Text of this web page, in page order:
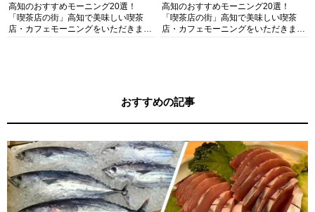
高知のおすすめモーニング20選！
「喫茶店の街」高知で美味しい喫茶
店・カフェモーニングをいただきま
高知のおすすめモーニング20選！
「喫茶店の街」高知で美味しい喫茶
店・カフェモーニングをいただきま
おすすめの記事